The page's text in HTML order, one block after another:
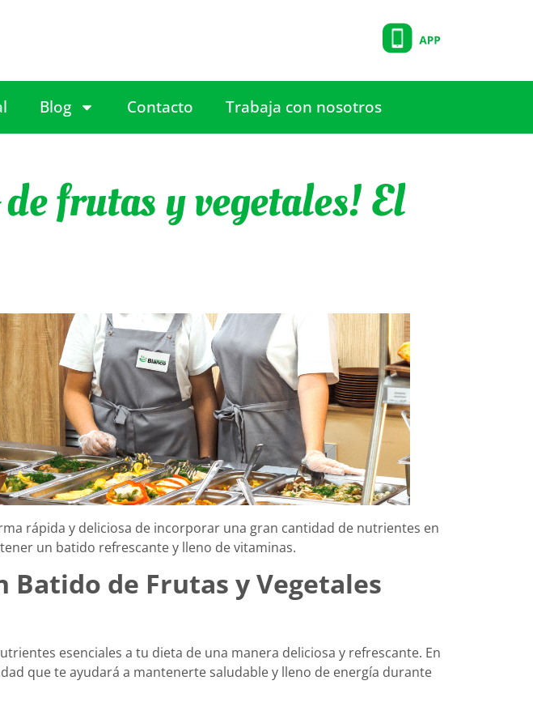
Blog Contacto Trabaja con nosotros
frutas y vegetales! El
rápida y deliciosa de incorporar una gran cantidad de nutrientes en
un batido refrescante y lleno de vitaminas.
Batido de Frutas y Vegetales
esenciales a tu dieta de una manera deliciosa y refrescante. En
que te ayudará a mantenerte saludable y lleno de energía durante